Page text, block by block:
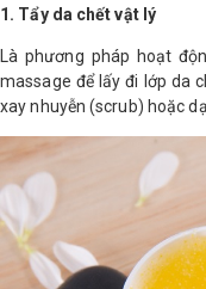
1. Tẩy da chết vật lý
Là phương pháp hoạt
massage để lấy đi lớp da
xay nhuyễn (scrub) hoặc